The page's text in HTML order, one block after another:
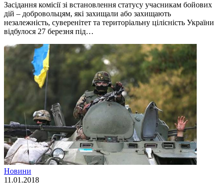
Засідання комісії зі встановлення статусу учасникам бойових
дій – добровольцям, які захищали або захищають
незалежність, суверенітет та територіальну цілісність України
відбулося 27 березня під…
Новини
11.01.2018